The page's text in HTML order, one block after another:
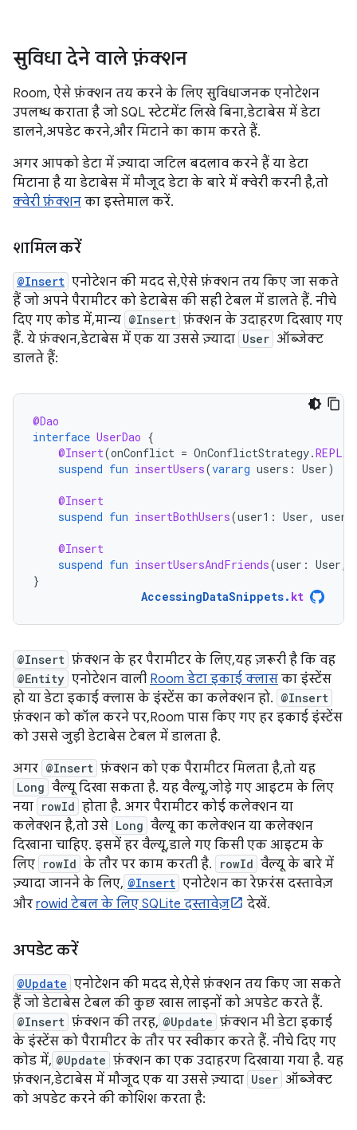
सुविधा देने वाले फ़ंक्शन
Room, ऐसे फ़ंक्शन तय करने के लिए सुविधाजनक एनोटेशन
उपलब्ध कराता है जो SQL स्टेटमेंट लिखे बिना, डेटाबेस में डेटा
डालने, अपडेट करने, और मिटाने का काम करते हैं.
अगर आपको डेटा में ज़्यादा जटिल बदलाव करने हैं या डेटा
मिटाना है या डेटाबेस में मौजूद डेटा के बारे में क्वेरी करनी है, तो
क्वेरी फ़ंक्शन का इस्तेमाल करें.
शामिल करें
@Insert एनोटेशन की मदद से, ऐसे फ़ंक्शन तय किए जा सकते
हैं जो अपने पैरामीटर को डेटाबेस की सही टेबल में डालते हैं. नीचे
दिए गए कोड में, मान्य @Insert फ़ंक्शन के उदाहरण दिखाए गए
हैं. ये फ़ंक्शन, डेटाबेस में एक या उससे ज़्यादा User ऑब्जेक्ट
डालते हैं:
@Dao
interface UserDao {
@Insert(onConflict = OnConflictStrategy.
suspend fun insertUsers(vararg users : User)
@Insert
suspend fun insertBothUsers(user1 : User, user2
@Insert
suspend fun insertUsersAndFriends(user : User,
}
AccessingDataSnippets. kt
@Insert फ़ंक्शन के हर पैरामीटर के लिए, यह ज़रूरी है कि वह
@Entity एनोटेशन वाली Room डेटा इकाई क्लास का इंस्टेंस
हो या डेटा इकाई क्लास के इंस्टेंस का कलेक्शन हो. @Insert
फ़ंक्शन को कॉल करने पर, Room पास किए गए हर इकाई इंस्टेंस
को उससे जुड़ी डेटाबेस टेबल में डालता है.
अगर @Insert फ़ंक्शन को एक पैरामीटर मिलता है, तो यह
Long वैल्यू दिखा सकता है. यह वैल्यू, जोड़े गए आइटम के लिए
नया rowId होता है. अगर पैरामीटर कोई कलेक्शन या
कलेक्शन है, तो उसे Long वैल्यू का कलेक्शन या कलेक्शन
दिखाना चाहिए. इसमें हर वैल्यू, डाले गए किसी एक आइटम के
लिए rowId के तौर पर काम करती है. rowId वैल्यू के बारे में
ज़्यादा जानने के लिए, @Insert एनोटेशन का रेफ़रंस दस्तावेज़
और rowid टेबल के लिए SQLite दस्तावेज़ देखें.
अपडेट करें
@Update एनोटेशन की मदद से, ऐसे फ़ंक्शन तय किए जा सकते
हैं जो डेटाबेस टेबल की कुछ खास लाइनों को अपडेट करते हैं.
@Insert फ़ंक्शन की तरह, @Update फ़ंक्शन भी डेटा इकाई
के इंस्टेंस को पैरामीटर के तौर पर स्वीकार करते हैं. नीचे दिए गए
कोड में, @Update फ़ंक्शन का एक उदाहरण दिखाया गया है. यह
फ़ंक्शन, डेटाबेस में मौजूद एक या उससे ज़्यादा User ऑब्जेक्ट
को अपडेट करने की कोशिश करता है: